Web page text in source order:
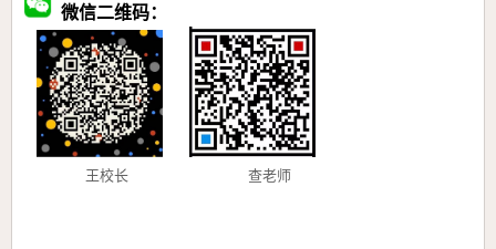
微信二维码：
王校长 查老师